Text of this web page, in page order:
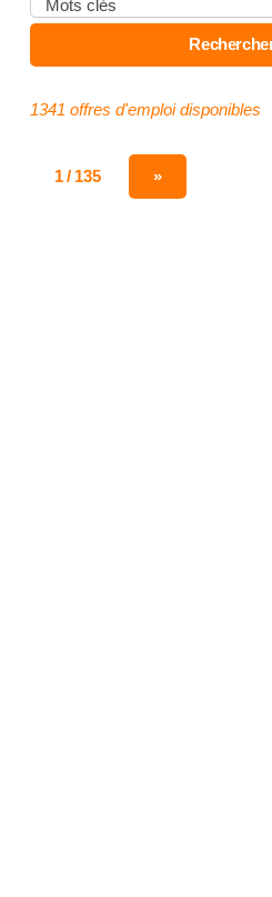
1341 offres d'emploi disponibles
1 / 135 »